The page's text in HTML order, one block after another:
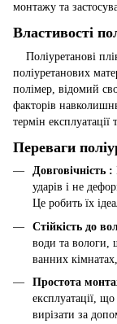
монтажу та
Властивості
Поліуретанові
поліуретанових
полімер, відомий
факторів
термін експлуатації
Переваги
Довговічність :
ударів і не
Це робить їх
Стійкість до
води та вологи,
ванних
Простота
експлуатації,
вирізати за